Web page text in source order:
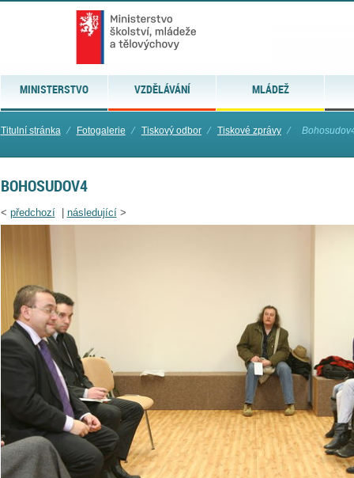
MINISTERSTVO VZDĚLÁVÁNÍ MLÁDEŽ
Titulní stránka ⁄ Fotogalerie ⁄ Tiskový odbor ⁄ Tiskové zprávy ⁄
BOHOSUDOV4
< předchozí| následující>